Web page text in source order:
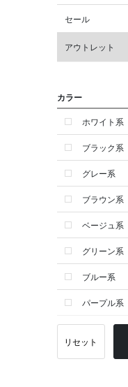
セール
アウトレット
カラー
ホワイト系
ブラック系
グレー系
ブラウン系
ベージュ系
グリーン系
ブルー系
パープル系
イエロー系
リセット